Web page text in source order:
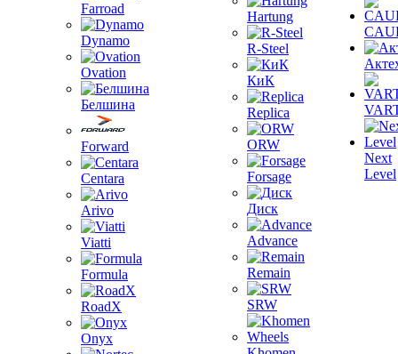
Farroad
Dynamo
Ovation
Белшина
Forward
Centara
Arivo
Viatti
Formula
RoadX
Onyx
Hartung
R-Steel
КиК
Replica
ORW
Forsage
Диск
Advance
Remain
SRW
Next
Level